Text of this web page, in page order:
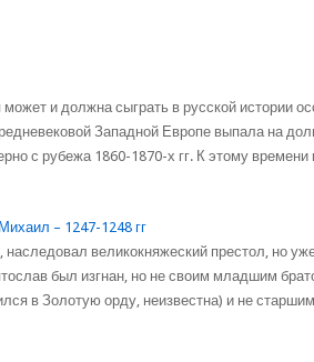
и должна сыграть в русской истории
Западной Европе выпала на
с рубежа 1860-1870-х гг. К этому
– 1247-1248 гг
великокняжеский престол, но
был изгнан, но не своим младшим
в Золотую орду, неизвестна) и не